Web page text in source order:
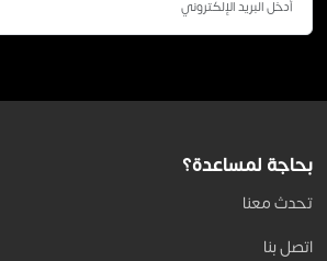
بحاجة لمساعدة؟
تحدث معنا
اتصل بنا